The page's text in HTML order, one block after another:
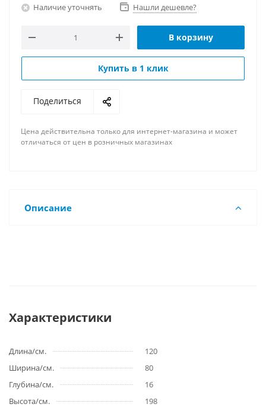
Наличие уточнять Нашли дешевле?
В корзину
Купить в 1 клик
Поделиться
Цена действительна только для интернет-магазина и может
отличаться от цен в розничных магазинах
Описание
Характеристики
Длина/см.
120
Ширина/см.
80
Глубина/см.
16
Высота/см.
198